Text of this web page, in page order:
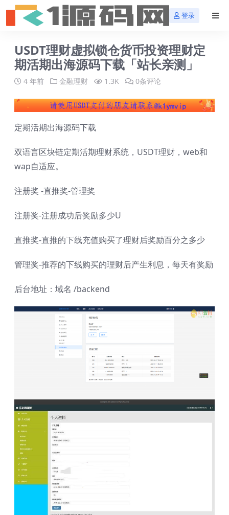
登录
USDT理财虚拟锁仓货币投资理财定
期活期出海源码下载「站长亲测」
4 年前 金融理财 1.3K 0条评论
定期活期出海源码下载
双语言区块链定期活期理财系统，USDT理财，web和
wap自适应。
注册奖 -直推奖-管理奖
注册奖-注册成功后奖励多少U
直推奖-直推的下线充值购买了理财后奖励百分之多少
管理奖-推荐的下线购买的理财后产生利息，每天有奖励
后台地址：域名 /backend